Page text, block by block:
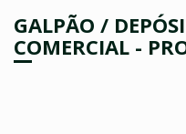
GALPÃO /
COMERCIAL -